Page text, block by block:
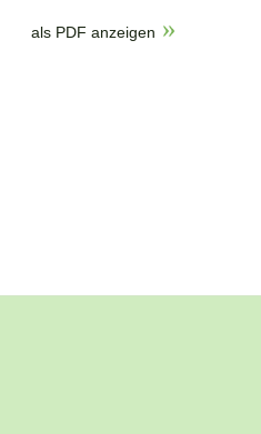
als PDF anzeigen